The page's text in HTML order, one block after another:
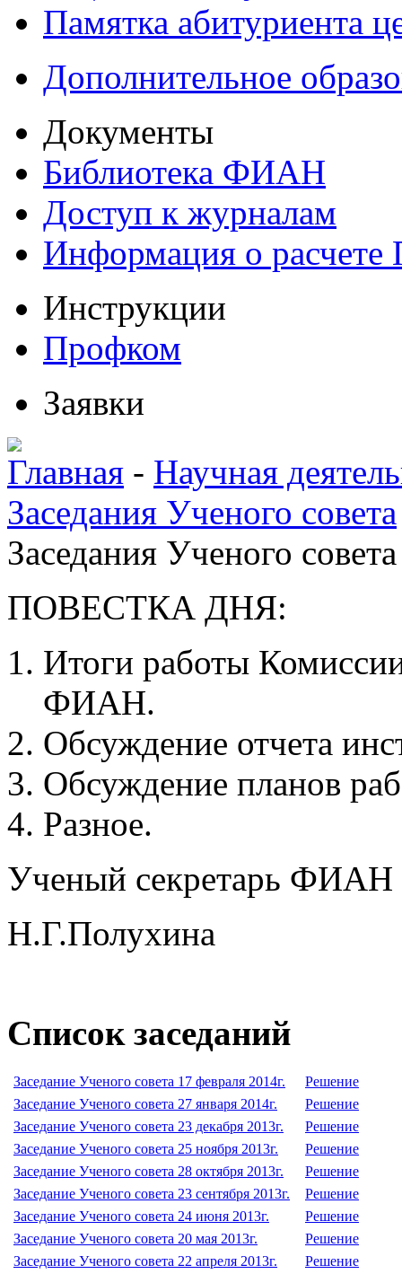
Памятка абитуриента
Дополнительное
Документы
Библиотека ФИАН
Доступ к журналам
Информация о
Инструкции
Профком
Заявки
Главная - Научная
Заседания Ученого совета
Заседания Ученого
ПОВЕСТКА ДНЯ:
Итоги работы
ФИАН.
Обсуждение отчета
Обсуждение планов
Разное.
Ученый секретарь ФИАН
Н.Г.Полухина
Список заседаний
Заседание Ученого совета 17 февраля 2014г.
Решение
Заседание Ученого совета 27 января 2014г.
Решение
Заседание Ученого совета 23 декабря 2013г.
Решение
Заседание Ученого совета 25 ноября 2013г.
Решение
Заседание Ученого совета 28 октября 2013г.
Решение
Заседание Ученого совета 23 сентября 2013г.
Решение
Заседание Ученого совета 24 июня 2013г.
Решение
Заседание Ученого совета 20 мая 2013г.
Решение
Заседание Ученого совета 22 апреля 2013г.
Решение